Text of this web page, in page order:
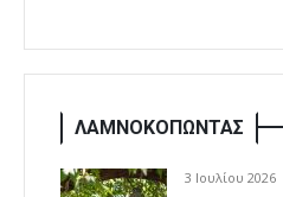
ΛΑΜΝΟΚΟΠΩΝΤΑΣ
3 Ιουλίου 2026